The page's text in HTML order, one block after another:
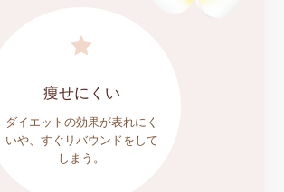

痩せにくい
ダイエットの効果が表れにく
いや、すぐリバウンドをして
しまう。